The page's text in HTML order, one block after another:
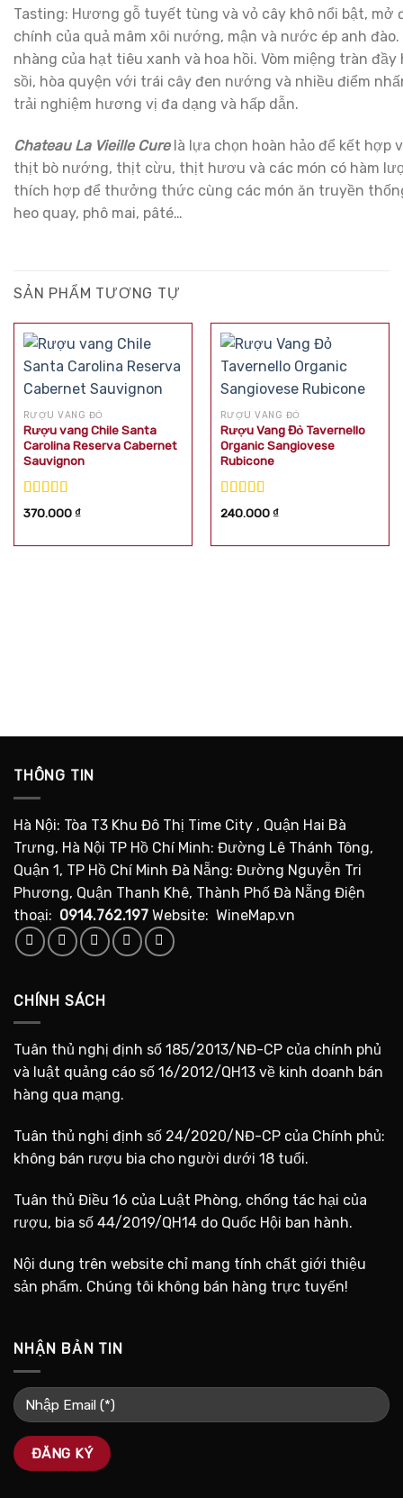
Tasting: Hương gỗ tuyết tùng và vỏ cây khô nổi bật,
chính của quả mâm xôi nướng, mận và nước ép anh
nhàng của hạt tiêu xanh và hoa hồi. Vòm miệng tràn đầy
sồi, hòa quyện với trái cây đen nướng và nhiều điểm
trải nghiệm hương vị đa dạng và hấp dẫn.
Chateau La Vieille Curelà lựa chọn hoàn hảo để kết hợp
thịt bò nướng, thịt cừu, thịt hươu và các món có hàm
thích hợp để thưởng thức cùng các món ăn truyền
heo quay, phô mai, pâté…
SẢN PHẨM TƯƠNG TỰ
RƯỢU VANG ĐỎ
Rượu vang Chile Santa
Carolina Reserva Cabernet
Sauvignon
Được xếp
370.000₫
RƯỢU VANG ĐỎ
Rượu Vang Đỏ Tavernello
Organic Sangiovese
Rubicone
Được xếp
240.000₫
THÔNG TIN
Hà Nội: Tòa T3 Khu Đô Thị Time City , Quận Hai Bà
Trưng, Hà Nội TP Hồ Chí Minh: Đường Lê Thánh Tông,
Quận 1, TP Hồ Chí Minh Đà Nẵng: Đường Nguyễn Tri
Phương, Quận Thanh Khê, Thành Phố Đà Nẵng Điện
thoại: 0914.762.197 Website: WineMap.vn
CHÍNH SÁCH
Tuân thủ nghị định số 185/2013/NĐ-CP của chính phủ
và luật quảng cáo số 16/2012/QH13 về kinh doanh bán
hàng qua mạng.
Tuân thủ nghị định số 24/2020/NĐ-CP của Chính phủ:
không bán rượu bia cho người dưới 18 tuổi.
Tuân thủ Điều 16 của Luật Phòng, chống tác hại của
rượu, bia số 44/2019/QH14 do Quốc Hội ban hành.
Nội dung trên website chỉ mang tính chất giới thiệu
sản phẩm. Chúng tôi không bán hàng trực tuyến!
NHẬN BẢN TIN